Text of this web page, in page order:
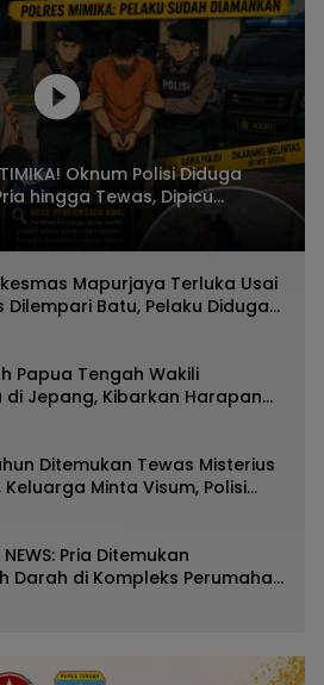
TIMIKA! Oknum Polisi Diduga
hingga Tewas, Dipicu
Rumah Tangga
Mapurjaya Terluka Usai
Dilempari Batu, Pelaku Diduga
Mabuk di Jalan Poros Timika
Papua Tengah Wakili
di Jepang, Kibarkan Harapan
ke Panggung Dunia
Ditemukan Tewas Misterius
Keluarga Minta Visum, Polisi
Penyebab Kematian
NEWS: Pria Ditemukan
Darah di Kompleks Perumahan
Video Viral Gegerkan Warga